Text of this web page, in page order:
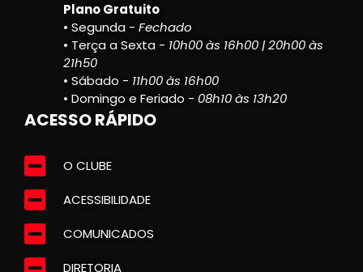
Plano Gratuito
• Segunda - Fechado
• Terça a Sexta - 10h00 às 16h00 | 20h00 às
21h50
• Sábado - 11h00 às 16h00
• Domingo e Feriado - 08h10 às 13h20
ACESSO RÁPIDO
O CLUBE
ACESSIBILIDADE
COMUNICADOS
DIRETORIA